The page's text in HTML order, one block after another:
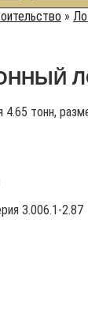
»
4.65 тонн,
3.006.1-2.87